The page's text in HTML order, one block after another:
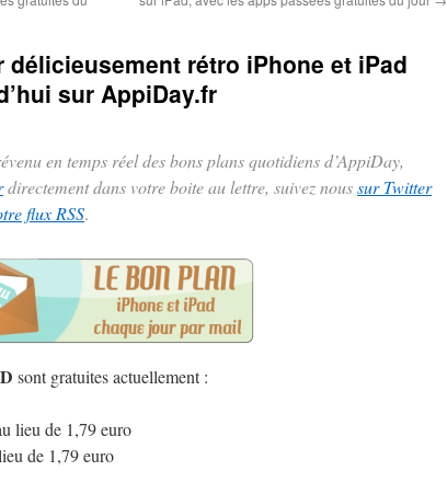
rétro iPhone et iPad
sur AppiDay.fr
en temps réel des bons plans quotidiens d’AppiDay,
directement dans votre boite au lettre, suivez noussur Twitter
flux RSS.
sont gratuites actuellement :
lieu de 1,79 euro
de 1,79 euro